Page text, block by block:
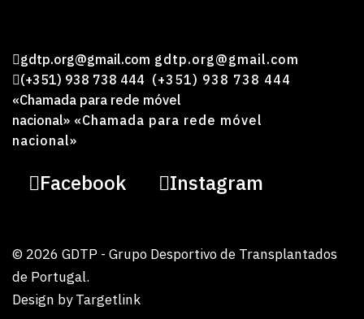
gdtp.org@gmail.com gdtp.org@gmail.com
(+351) 938 738 444 (+351) 938 738 444
«Chamada para rede móvel
nacional» «Chamada para rede móvel
nacional»
Facebook Instagram
© 2026 GDTP - Grupo Desportivo de Transplantados
de Portugal.
Design byTargetlink